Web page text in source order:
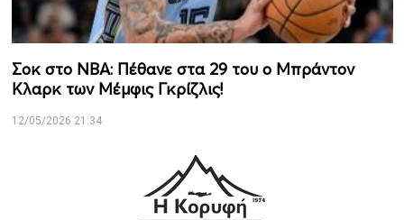
Σοκ στο NBA: Πέθανε στα 29 του ο Μπράντον
Κλαρκ των Μέμφις Γκρίζλις!
12/05/2026 21:34